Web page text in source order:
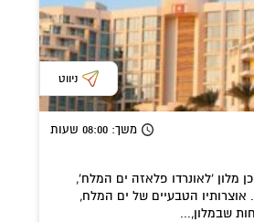
ניווט
משך: 08:00 שעות
מלון 'לאונרדו פלאזה ים המלח',
הטבעיים של ים המלח,
שבמלון,...